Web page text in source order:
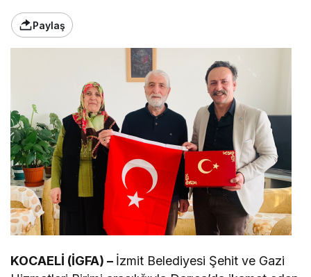
Paylaş
KOCAELİ (İGFA) – İzmit Belediyesi Şehit ve Gazi